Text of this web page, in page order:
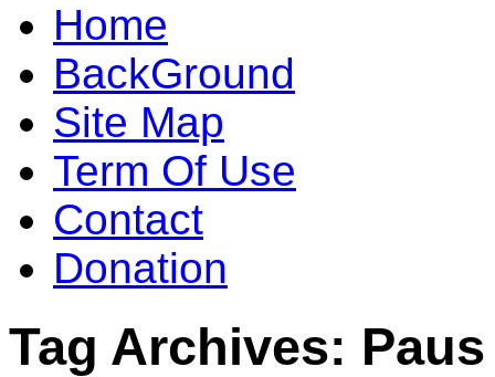
Home
BackGround
Site Map
Term Of Use
Contact
Donation
Tag Archives: Paus